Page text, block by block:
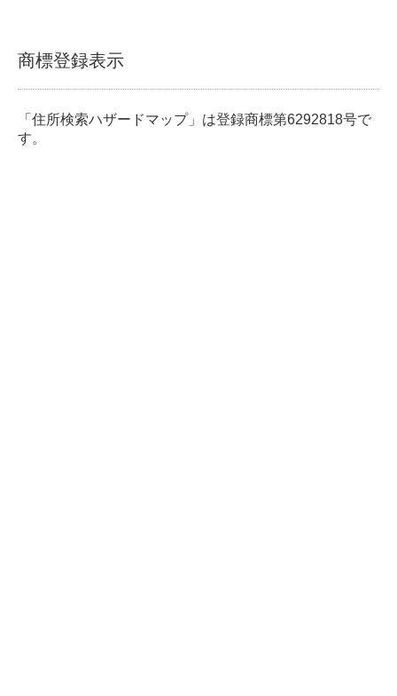
商標登録表示
「住所検索ハザードマップ」は登録商標第6292818号で
す。